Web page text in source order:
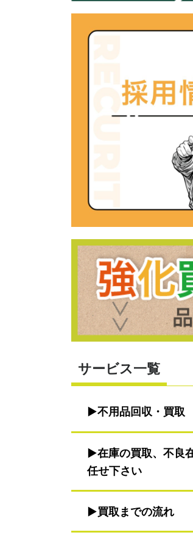
サービス一覧
不用品回収・買取
在庫の買取、不良
任せ下さい
買取までの流れ